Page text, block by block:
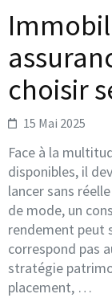
choisir
15 Mai 2025
Face à la
disponibles, il
lancer sans
de mode, un
rendement peut
correspond pas
stratégie
placement, …